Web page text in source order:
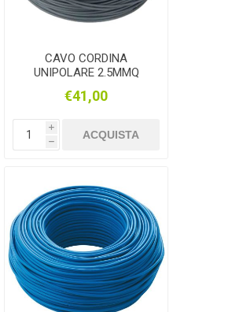
CAVO CORDINA
UNIPOLARE 2.5MMQ
€41,00
i
h
ACQUISTA